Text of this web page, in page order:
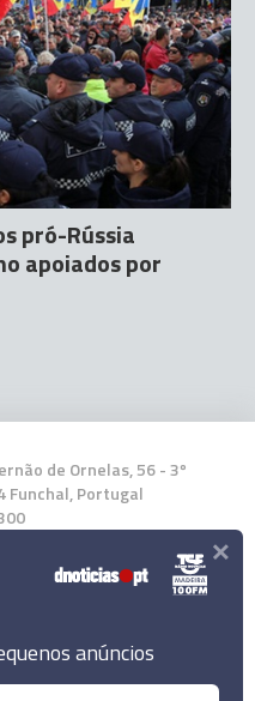
pró-Rússia
apoiados por
de Ornelas, 56 - 3º
Funchal, Portugal
App
anúncios
×